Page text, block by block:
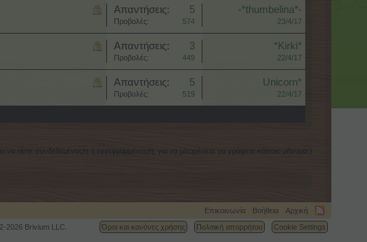
Απαντήσεις: 5
Προβολές: 574
-*thumbelina*-
23/4/17
Απαντήσεις: 3
Προβολές: 449
*Kirki*
22/4/17
Απαντήσεις: 5
Προβολές: 519
Unicorn*
22/4/17
να είστε συνδεδεμένος/η ή εγγεγραμμένος/η, για να μπορέσετε να γράψετε κάποιο μήνυμα.)
Επικοινωνία Βοήθεια
Αρχική
Όροι και κανόνες χρήσης
Πολιτική απορρήτου Cookie Settings
2026 Brivium LLC.